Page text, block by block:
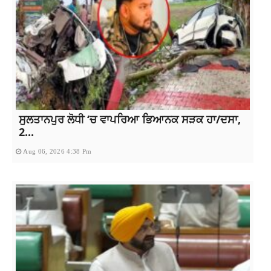
ਸੁਲਤਾਨਪੁਰ ਲੋਧੀ ‘ਚ ਵਾਪਰਿਆ ਭਿਆਨਕ ਸੜਕ ਹਾ/ਦਸਾ,
2...
Aug 06, 2026 4:38 Pm